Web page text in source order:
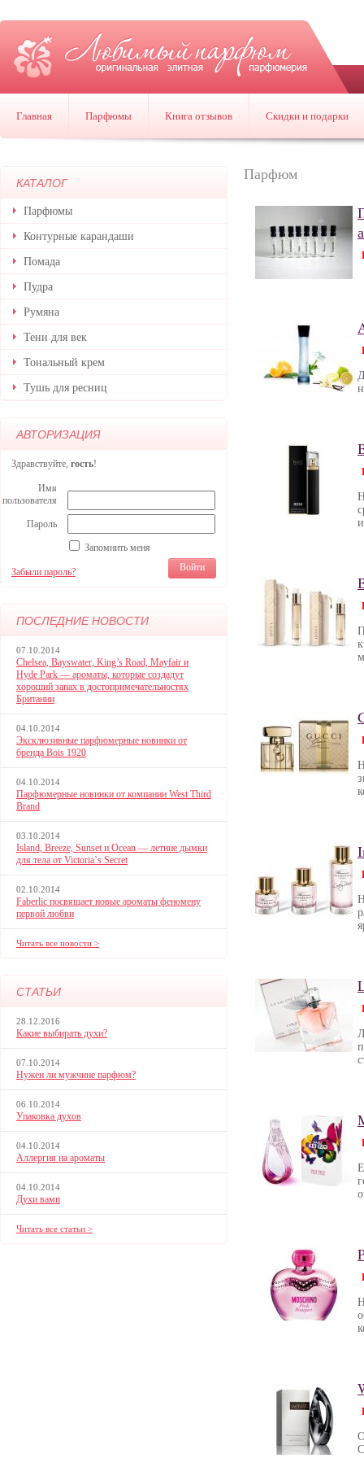
Главная Парфюмы Книга отзывов Скидки и подарки
КАТАЛОГ
Парфюмы
Контурные карандаши
Помада
Пудра
Румяна
Тени для век
Тональный крем
Тушь для ресниц
АВТОРИЗАЦИЯ
Здравствуйте, гость!
Имя
пользователя
Пароль
Запомнить меня
Забыли пароль?
ПОСЛЕДНИЕ НОВОСТИ
07.10.2014
Chelsea, Bayswater, King’s Road, Mayfair и
Hyde Park — ароматы, которые создадут
хороший запах в достопримечательностях
Британии
04.10.2014
Эксклюзивные парфюмерные новинки от
бренда Bois 1920
04.10.2014
Парфюмерные новинки от компании West Third
Brand
03.10.2014
Island, Breeze, Sunset и Ocean — летние дымки
для тела от Victoria`s Secret
02.10.2014
Faberlic посвящает новые ароматы феномену
первой любви
Читать все новости >
СТАТЬИ
28.12.2016
Какие выбирать духи?
07.10.2014
Нужен ли мужчине парфюм?
06.10.2014
Упаковка духов
04.10.2014
Аллергия на ароматы
04.10.2014
Духи вамп
Читать все статьи >
Парфюм